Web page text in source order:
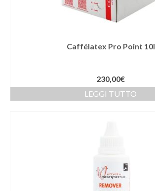
Caffélatex Pro Point 10l
230,00€
LEGGI TUTTO